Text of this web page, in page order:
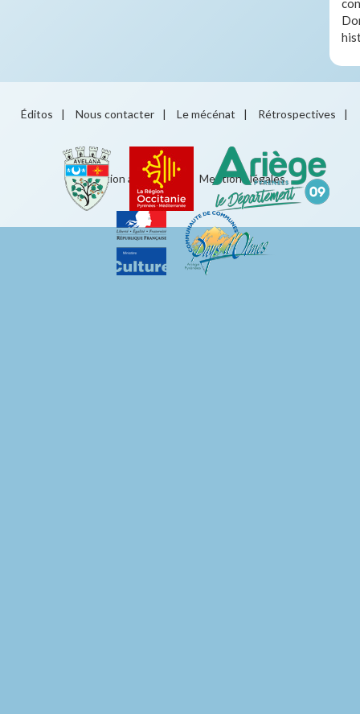
Éditos | Nous contacter | Le mécénat | Rétrospectives |
Éducation artistique Mentions légales